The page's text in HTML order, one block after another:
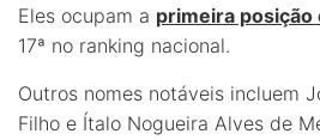
Eles ocupam a primeira
17ª no ranking nacional.
Outros nomes notáveis incluem
Filho e Ítalo Nogueira Alves de